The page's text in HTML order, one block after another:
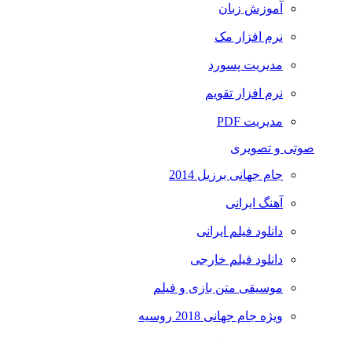
آموزش زبان
نرم افزار مک
مدیریت پسورد
نرم افزار تقویم
مدیریت PDF
صوتی و تصویری
جام جهانی برزیل 2014
آهنگ ایرانی
دانلود فیلم ایرانی
دانلود فیلم خارجی
موسیقی متن بازی و فیلم
ویژه جام جهانی 2018 روسیه